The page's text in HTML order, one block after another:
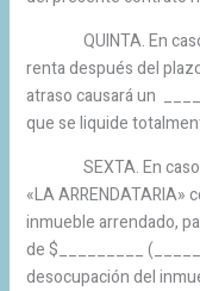
QUINTA. En caso
renta después del
atraso causará un
que se liquide
SEXTA. En caso
«LA
inmueble arrendado,
de $_________
desocupación del